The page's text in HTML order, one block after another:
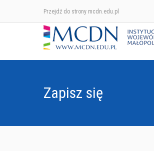
Przejdź do strony mcdn.edu.pl
Zapisz się